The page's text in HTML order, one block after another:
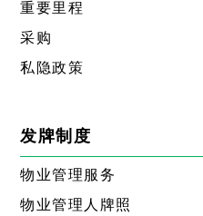
重要里程
采购
私隐政策
发牌制度
物业管理服务
物业管理人牌照